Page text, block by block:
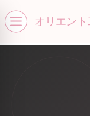
Open menuオリエント
menu